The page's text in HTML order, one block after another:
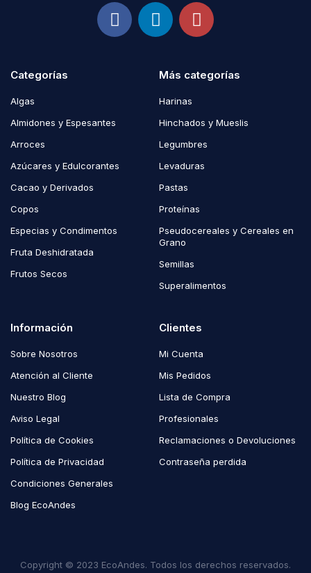
Categorías
Algas
Almidones y Espesantes
Arroces
Azúcares y Edulcorantes
Cacao y Derivados
Copos
Especias y Condimentos
Fruta Deshidratada
Frutos Secos
Más categorías
Harinas
Hinchados y Mueslis
Legumbres
Levaduras
Pastas
Proteínas
Pseudocereales y Cereales en
Grano
Semillas
Superalimentos
Información
Sobre Nosotros
Atención al Cliente
Nuestro Blog
Aviso Legal
Política de Cookies
Política de Privacidad
Condiciones Generales
Blog EcoAndes
Clientes
Mi Cuenta
Mis Pedidos
Lista de Compra
Profesionales
Reclamaciones o Devoluciones
Contraseña perdida
Copyright © 2023 EcoAndes. Todos los derechos reservados.